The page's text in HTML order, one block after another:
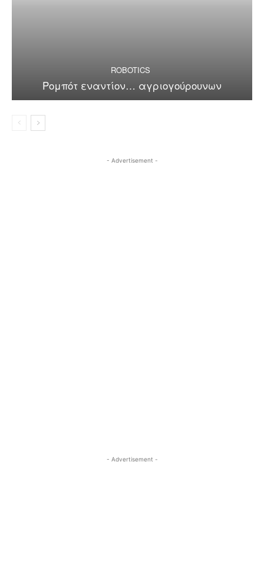
ROBOTICS
Ρομπότ εναντίον… αγριογούρουνων
- Advertisement -
- Advertisement -